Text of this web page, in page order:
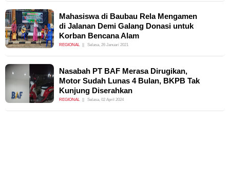
Mahasiswa di Baubau Rela Mengamen
di Jalanan Demi Galang Donasi untuk
Korban Bencana Alam
REGIONAL Selasa, 26 Januari 2021
Nasabah PT BAF Merasa Dirugikan,
Motor Sudah Lunas 4 Bulan, BKPB Tak
Kunjung Diserahkan
REGIONAL Selasa, 02 April 2024